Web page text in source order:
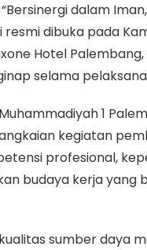
dalam
dibuka pada
Hotel
selama
1
kegiatan
profesional,
budaya kerja yang
sumber daya